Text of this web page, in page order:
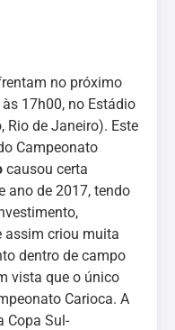
no próximo
17h00, no Estádio
Rio de Janeiro). Este
Campeonato
causou certa
ano de 2017, tendo
assim criou muita
dentro de campo
vista que o único
Carioca. A
Copa Sul-